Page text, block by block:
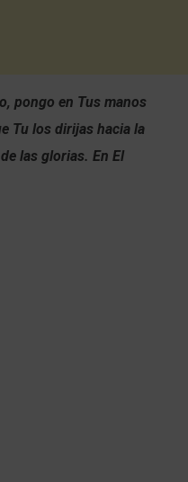
pongo en Tus manos
Tu los dirijas hacia la
las glorias. En El